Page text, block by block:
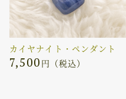
カイヤナイト・ペンダント
7,500 円（税込）